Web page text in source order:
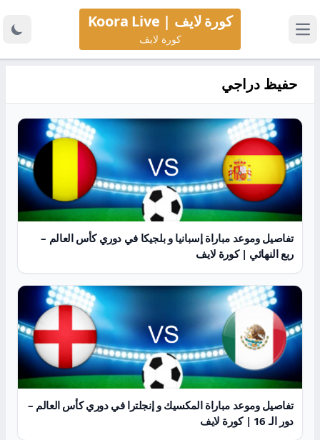
كورة لايف | Koora Live
كورة لايف
حفيظ دراجي
تفاصيل وموعد مباراة إسبانيا و بلجيكا في دوري كأس العالم –
ربع النهائي | كورة لايف
تفاصيل وموعد مباراة المكسيك و إنجلترا في دوري كأس العالم –
دور الـ 16 | كورة لايف